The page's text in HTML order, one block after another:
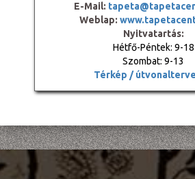
E-Mail:
Weblap:
Nyitvatartás:
Hétfő-Péntek: 9-18
Szombat: 9-13
Térkép /